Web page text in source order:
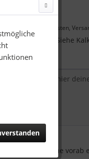
1,50 € *
zzgl. Drucknebenkosten,
Richtpreise - Siehe
Musterversand:
Ich hätte gerne vorab